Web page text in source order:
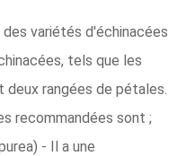
variétés d'échinacées
tels que les
deux rangées de pétales.
recommandées sont ;
- Il a une